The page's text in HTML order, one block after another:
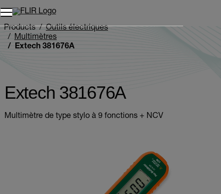
Unread messages
Modèle
Supprimer
articles
Ajouter au panier
Ajouté au panier
Products
Outils électriques
Multimètres
Extech 381676A
Extech 381676A
Multimètre de type stylo à 9 fonctions + NCV